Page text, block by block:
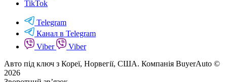
TikTok
Telegram
Канал в Telegram
Viber
Viber
Авто під ключ з Кореї, Норвегії, США. Компанія BuyerAuto ©
2026